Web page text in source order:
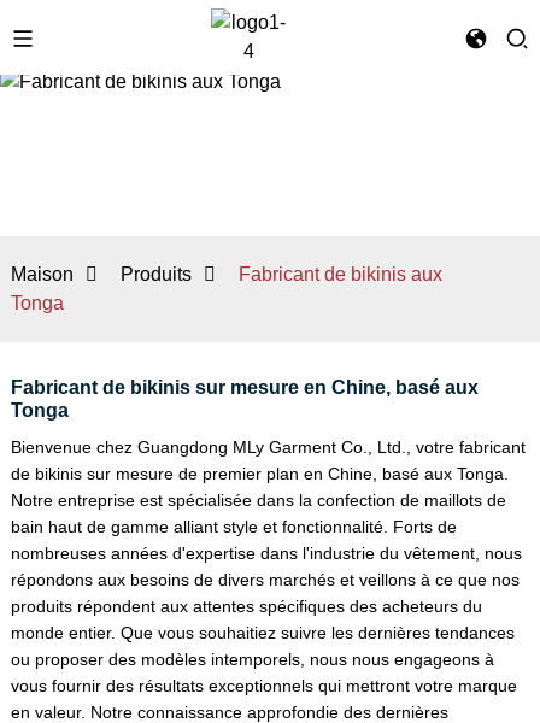
Maison Produits
Fabricant de bikinis aux
Tonga
Fabricant de bikinis sur mesure en Chine, basé aux
Tonga
Bienvenue chez Guangdong MLy Garment Co., Ltd., votre fabricant
de bikinis sur mesure de premier plan en Chine, basé aux Tonga.
Notre entreprise est spécialisée dans la confection de maillots de
bain haut de gamme alliant style et fonctionnalité. Forts de
nombreuses années d'expertise dans l'industrie du vêtement, nous
répondons aux besoins de divers marchés et veillons à ce que nos
produits répondent aux attentes spécifiques des acheteurs du
monde entier. Que vous souhaitiez suivre les dernières tendances
ou proposer des modèles intemporels, nous nous engageons à
vous fournir des résultats exceptionnels qui mettront votre marque
en valeur. Notre connaissance approfondie des dernières